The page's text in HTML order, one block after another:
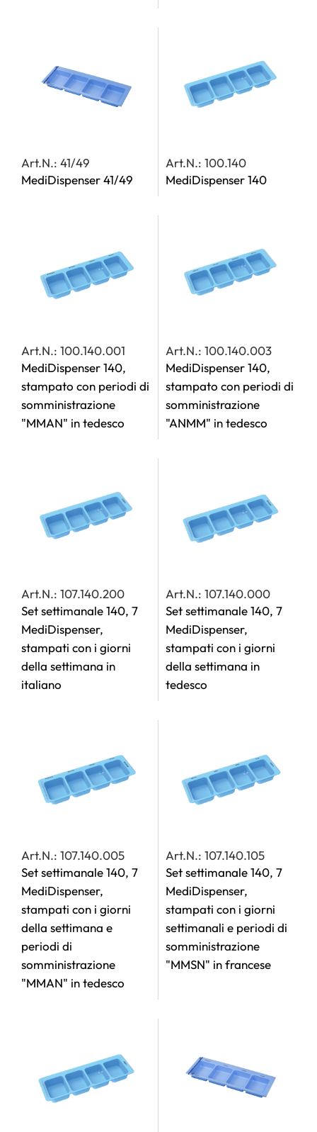
Art.N.: 41/49
MediDispenser 41/49
Art.N.: 100.140
MediDispenser 140
Art.N.: 100.140.001
MediDispenser 140,
stampato con periodi di
somministrazione
"MMAN" in tedesco
Art.N.: 100.140.003
MediDispenser 140,
stampato con periodi di
somministrazione
"ANMM" in tedesco
Art.N.: 107.140.200
Set settimanale 140, 7
MediDispenser,
stampati con i giorni
della settimana in
italiano
Art.N.: 107.140.000
Set settimanale 140, 7
MediDispenser,
stampati con i giorni
della settimana in
tedesco
Art.N.: 107.140.005
Set settimanale 140, 7
MediDispenser,
stampati con i giorni
della settimana e
periodi di
somministrazione
"MMAN" in tedesco
Art.N.: 107.140.105
Set settimanale 140, 7
MediDispenser,
stampati con i giorni
settimanali e periodi di
somministrazione
"MMSN" in francese